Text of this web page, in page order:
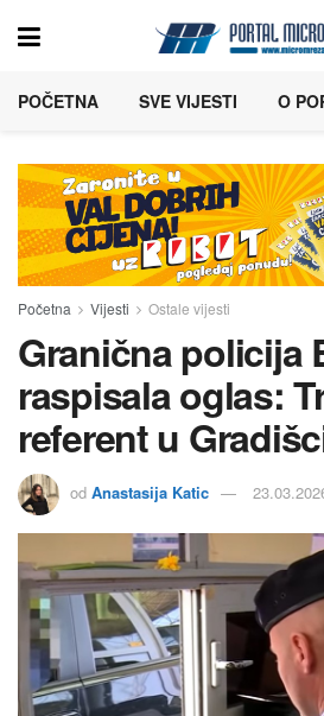
POČETNA SVE VIJESTI O
Početna Vijesti Ostale vijesti
Granična policija
raspisala oglas:
referent u
od Anastasija Katic